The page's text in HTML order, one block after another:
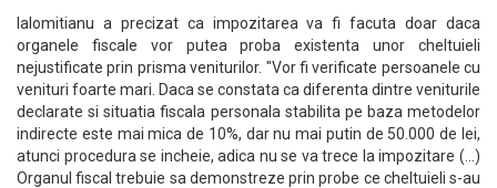
Ialomitianu a precizat ca impozitarea va fi facuta doar daca
organele fiscale vor putea proba existenta unor cheltuieli
nejustificate prin prisma veniturilor. "Vor fi verificate persoanele cu
venituri foarte mari. Daca se constata ca diferenta dintre veniturile
declarate si situatia fiscala personala stabilita pe baza metodelor
indirecte este mai mica de 10%, dar nu mai putin de 50.000 de lei,
atunci procedura se incheie, adica nu se va trece la impozitare (...)
Organul fiscal trebuie sa demonstreze prin probe ce cheltuieli s-au